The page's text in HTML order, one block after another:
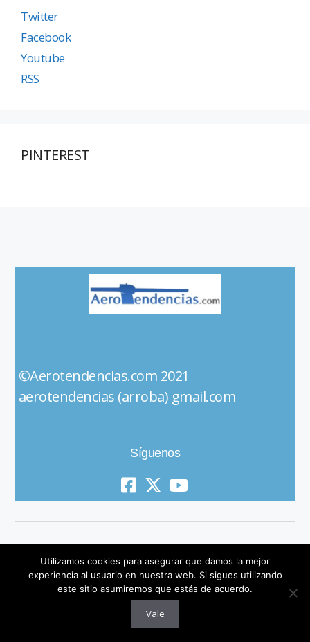
Twitter
Facebook
Youtube
RSS
PINTEREST
©Aerotendencias.com 2021
aerotendencias (arroba) gmail.com
Síguenos
© 2019 All Rights Reserved
Utilizamos cookies para asegurar que damos la mejor
experiencia al usuario en nuestra web. Si sigues utilizando
este sitio asumiremos que estás de acuerdo.
Vale